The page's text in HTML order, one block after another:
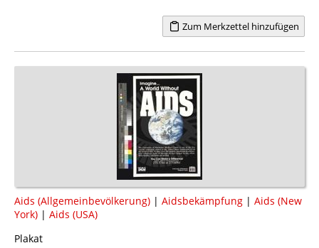
Zum Merkzettel hinzufügen
Aids (Allgemeinbevölkerung) | Aidsbekämpfung | Aids (New
York) | Aids (USA)
Plakat